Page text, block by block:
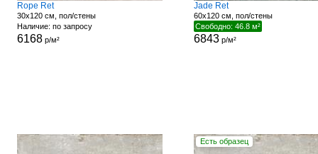
Rope Ret
30x120 см, пол/стены
Наличие: по запросу
6168р/м²
Jade Ret
60x120 см, пол/стены
Свободно: 46.8 м²
6843р/м²
Есть образец